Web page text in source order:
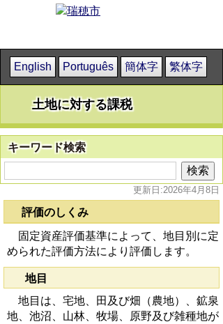
English Português 簡体字 繁体字
土地に対する課税
キーワード検索
更新日:2026年4月8日
評価のしくみ
固定資産評価基準によって、地目別に定
められた評価方法により評価します。
地目
地目は、宅地、田及び畑（農地）、鉱泉
地、池沼、山林、牧場、原野及び雑種地が